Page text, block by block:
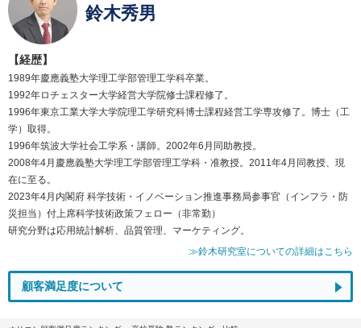
鈴木秀男
【経歴】
1989年慶應義塾大学理工学部管理工学科卒業。
1992年ロチェスター大学経営大学院修士課程修了。
1996年東京工業大学大学院理工学研究科博士課程経営工学専攻修了。博士（工
学）取得。
1996年筑波大学社会工学系・講師。2002年6月同助教授。
2008年4月慶應義塾大学理工学部管理工学科・准教授。2011年4月同教授、現
在に至る。
2023年4月内閣府 科学技術・イノベーション推進事務局参事官（インフラ・防
災担当）付上席科学技術政策フェロー（非常勤）
研究分野は応用統計解析、品質管理、マーケティング。
≫鈴木研究室についての詳細はこちら
顧客満足度について